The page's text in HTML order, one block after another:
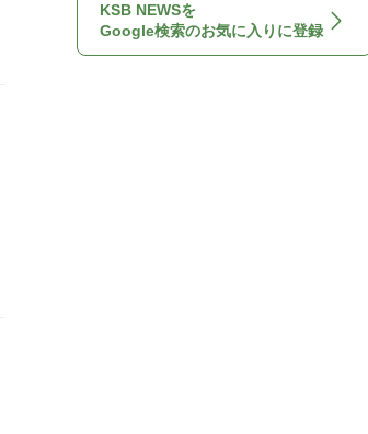
KSB NEWSを
Google検索のお気に入りに登録